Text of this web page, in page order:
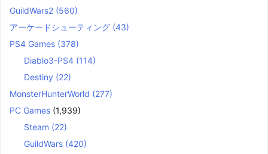
GuildWars2 (560)
アーケードシューティング (43)
PS4 Games (378)
Diablo3-PS4 (114)
Destiny (22)
MonsterHunterWorld (277)
PC Games (1,939)
Steam (22)
GuildWars (420)